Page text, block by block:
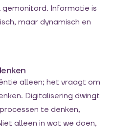
Informatie is
maar dynamisch en
alleen; het vraagt om
Digitalisering dwingt
te denken,
alleen in wat we doen,